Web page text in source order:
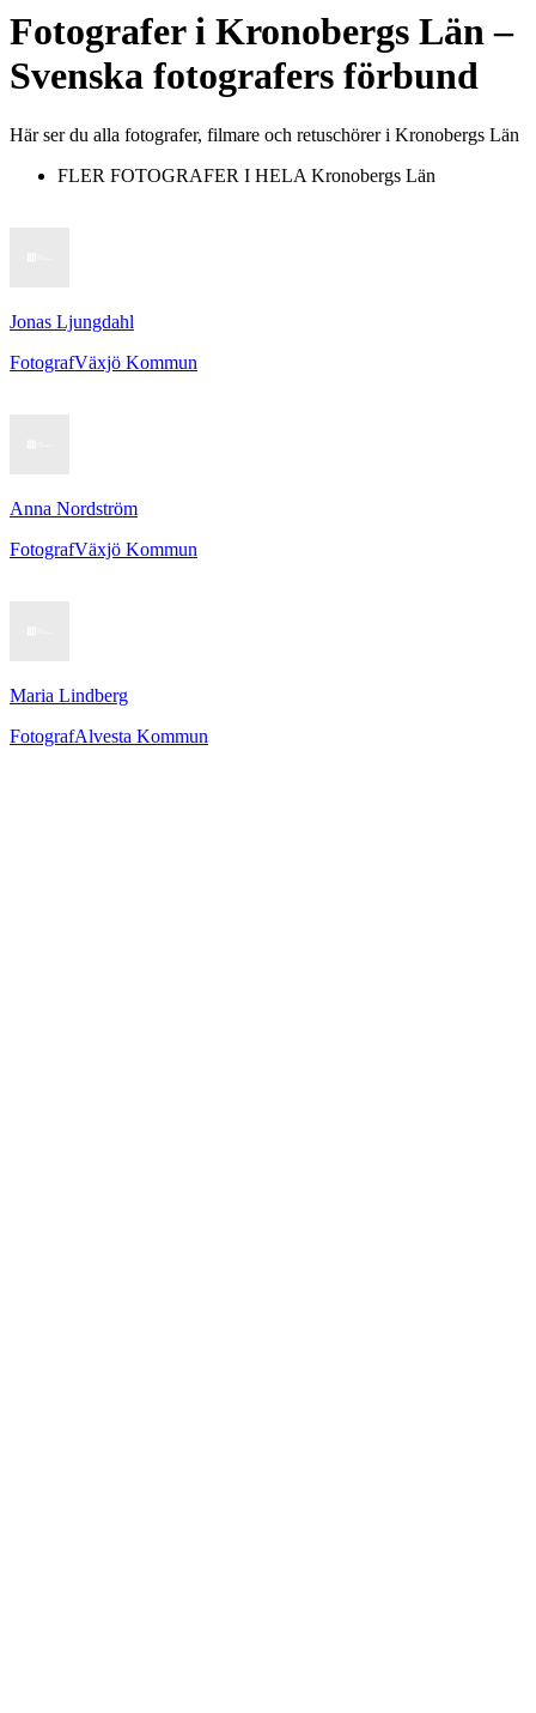
Fotograferi Kronobergs Län–
Svenska fotografers förbund
Här ser du alla fotografer, filmare och retuschörer i Kronobergs Län
FLER FOTOGRAFER I HELA Kronobergs Län
Jonas Ljungdahl
FotografVäxjö Kommun
Anna Nordström
FotografVäxjö Kommun
Maria Lindberg
FotografAlvesta Kommun